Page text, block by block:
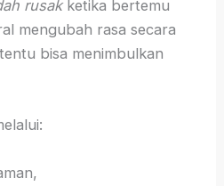
rusakketika bertemu
mengubah rasa secara
bisa menimbulkan